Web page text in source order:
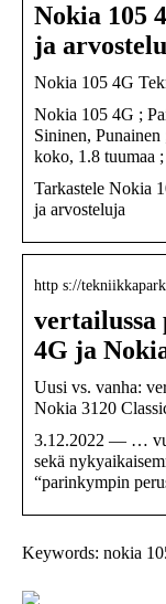
Nokia 105
ja
Nokia 105 4G
Nokia 105 4G ;
Sininen,
koko, 1.8 tuumaa
Tarkastele Nokia
ja arvosteluja
http s://
vertailussa
4G ja
Uusi vs. vanha:
Nokia 3120
3.12.2022 — …
sekä
“parinkympin
Keywords: nokia